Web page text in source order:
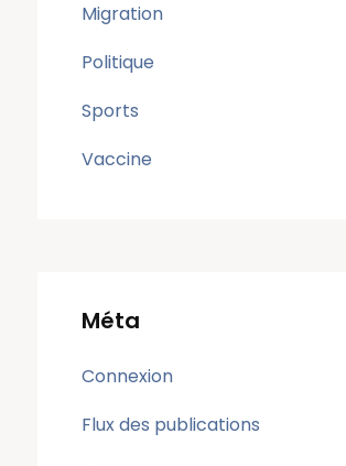
Migration
Politique
Sports
Vaccine
Méta
Connexion
Flux des publications